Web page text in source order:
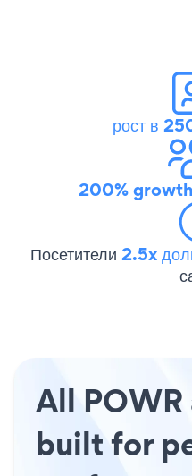
рост в
200% growth
Посетители 2.5x
All POWR
built for